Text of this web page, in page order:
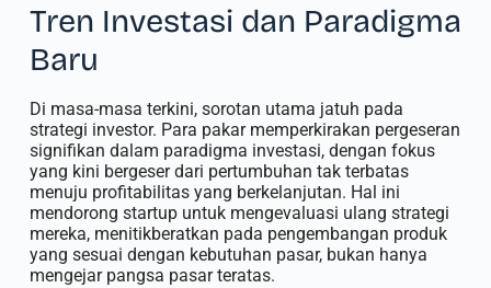
Tren Investasi dan Paradigma
Baru
Di masa-masa terkini, sorotan utama jatuh pada
strategi investor. Para pakar memperkirakan pergeseran
signifikan dalam paradigma investasi, dengan fokus
yang kini bergeser dari pertumbuhan tak terbatas
menuju profitabilitas yang berkelanjutan. Hal ini
mendorong startup untuk mengevaluasi ulang strategi
mereka, menitikberatkan pada pengembangan produk
yang sesuai dengan kebutuhan pasar, bukan hanya
mengejar pangsa pasar teratas.